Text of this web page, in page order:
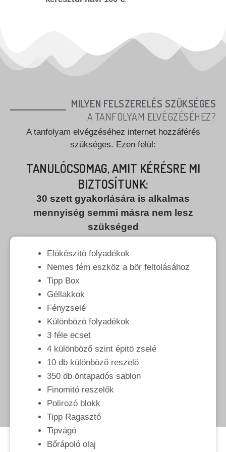
MILYEN FELSZERELÉS SZÜKSÉGES
A TANFOLYAM ELVÉGZÉSÉHEZ?
A tanfolyam elvégzéséhez internet hozzáférés
szükséges. Ezen felül:
TANULÓCSOMAG, AMIT KÉRÉSRE MI
BIZTOSÍTUNK:
30 szett gyakorlására is alkalmas
mennyiség semmi másra nem lesz
szükséged
Elökészitö folyadékok
Nemes fém eszköz a bör feltolásához
Tipp Box
Géllakkok
Fényzselé
Különbözö folyadékok
3 féle ecset
4 különböző szint épitö zselé
10 db különböző reszelö
350 db öntapadós sablon
Finomitó reszelők
Polirozó blokk
Tipp Ragasztó
Tipvágó
Bőrápoló olaj